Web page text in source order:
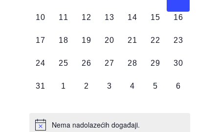
0
10
0
11
0
12
0
13
0
14
0
15
0
16
0
17
0
18
0
19
0
20
0
21
0
22
0
23
0
24
0
25
0
26
0
27
0
28
0
29
0
30
0
31
0
1
0
2
0
3
0
4
0
5
0
6
Nema nadolazećih događaji.